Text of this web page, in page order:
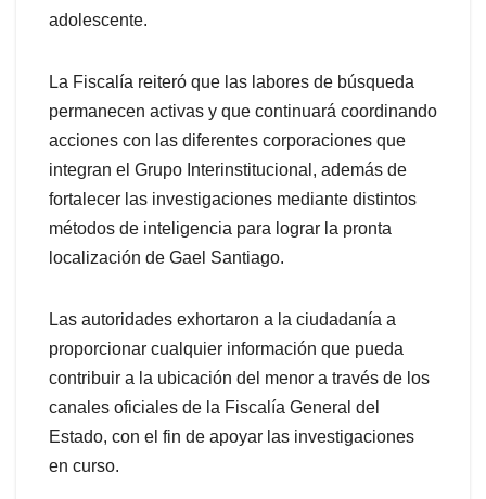
adolescente.
La Fiscalía reiteró que las labores de búsqueda
permanecen activas y que continuará coordinando
acciones con las diferentes corporaciones que
integran el Grupo Interinstitucional, además de
fortalecer las investigaciones mediante distintos
métodos de inteligencia para lograr la pronta
localización de Gael Santiago.
Las autoridades exhortaron a la ciudadanía a
proporcionar cualquier información que pueda
contribuir a la ubicación del menor a través de los
canales oficiales de la Fiscalía General del
Estado, con el fin de apoyar las investigaciones
en curso.